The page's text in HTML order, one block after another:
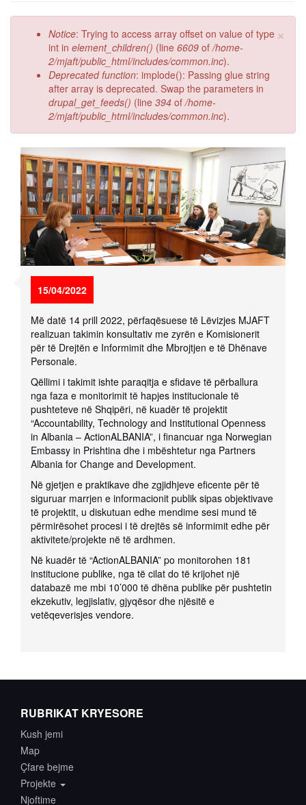
×
Error
message
Notice: Trying to access array offset on value of type
int in element_children() (line 6609 of/home-
2/mjaft/public_html/includes/common.inc).
Deprecated function: implode(): Passing glue string
after array is deprecated. Swap the parameters in
drupal_get_feeds() (line 394 of/home-
2/mjaft/public_html/includes/common.inc).
15/04/2022
Më datë 14 prill 2022, përfaqësuese të Lëvizjes MJAFT
realizuan takimin konsultativ me zyrën e Komisionerit
për të Drejtën e Informimit dhe Mbrojtjen e të Dhënave
Personale.
Qëllimi i takimit ishte paraqitja e sfidave të përballura
nga faza e monitorimit të hapjes institucionale të
pushteteve në Shqipëri, në kuadër të projektit
“Accountability, Technology and Institutional Openness
in Albania – ActionALBANIA”, i financuar nga Norwegian
Embassy in Prishtina dhe i mbështetur nga Partners
Albania for Change and Development.
Në gjetjen e praktikave dhe zgjidhjeve eficente për të
siguruar marrjen e informacionit publik sipas objektivave
të projektit, u diskutuan edhe mendime sesi mund të
përmirësohet procesi i të drejtës së informimit edhe për
aktivitete/projekte në të ardhmen.
Në kuadër të “ActionALBANIA” po monitorohen 181
institucione publike, nga të cilat do të krijohet një
databazë me mbi 10’000 të dhëna publike për pushtetin
ekzekutiv, legjislativ, gjyqësor dhe njësitë e
vetëqeverisjes vendore.
RUBRIKAT KRYESORE
Kush jemi
Map
Çfare bejme
Projekte
Njoftime